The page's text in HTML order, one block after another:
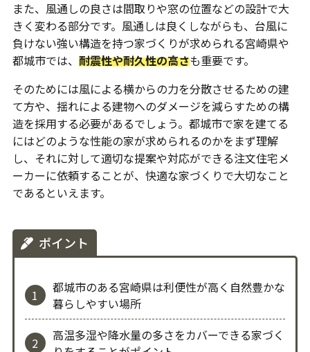
また、風通しの良さは間取りや窓の位置などの設計で大
きく変わる部分です。風通しは良くしながらも、台風に
負けない強い構造を持つ家づくりが求められる宮崎県や
都城市では、 耐震性や耐久性の高さも重要です。
そのためには風による横からの力を分散させるための建
て方や、揺れによる建物へのダメージを減らすための構
造を採用する必要があるでしょう。都城市で家を建てる
にはどのような性能の家が求められるのかをまず理解
し、それに対して適切な提案や対応ができる注文住宅メ
ーカーに依頼することが、快適な家づくりで大切なこと
であるといえます。
ポイント
都城市のある宮崎県は利便性が高く自然豊かな
暮らしやすい場所
高温多湿や降水量の多さをカバーできる家づく